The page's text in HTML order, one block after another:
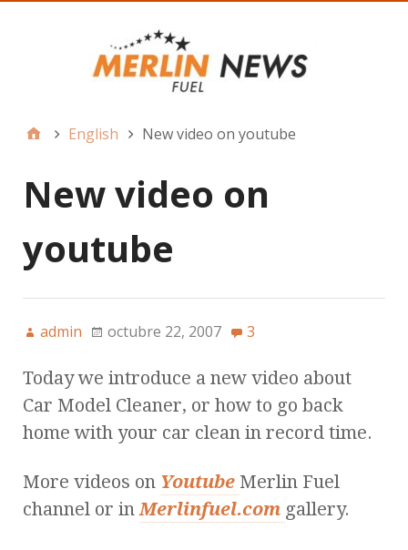
English New video on youtube
New video on
youtube
admin octubre 22, 2007 3
Today we introduce a new video about
Car Model Cleaner, or how to go back
home with your car clean in record time.
More videos on Youtube Merlin Fuel
channel or inMerlinfuel.com gallery.